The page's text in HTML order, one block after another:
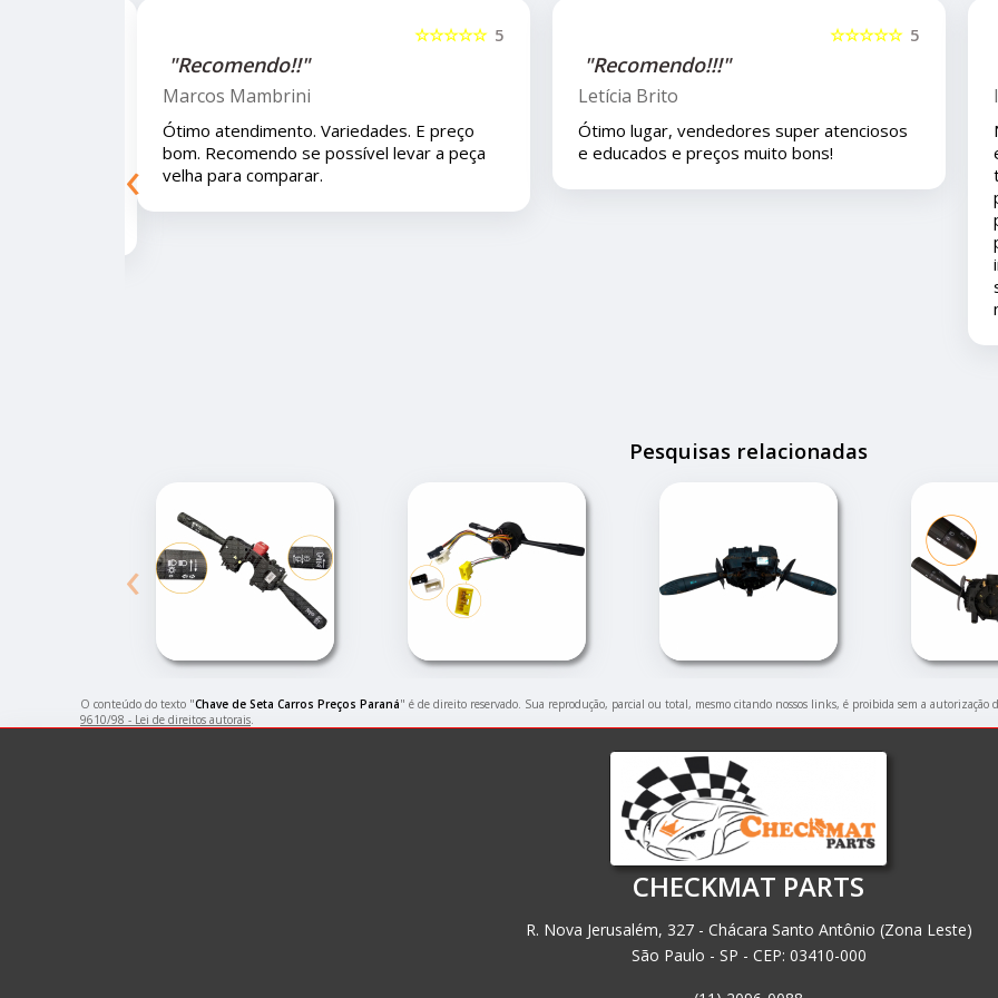
5
☆☆☆☆☆
"Recomendo!!!"
Letícia Brito
Ótimo lugar, vendedores super atenciosos
e educados e preços muito bons!
5
☆☆☆☆☆
"Recomendo!!"
Isla Costa
Nos compramos uma peça para o carro com
eles pelo mercado livre e viajamos pouco
‹
Pesquisas relacionadas
‹
O conteúdo do texto "Chave de Seta Carros Preços Paraná" é de direito reservado. Sua reprodução, parcial ou total, mesmo citando nossos links, é proibida sem a
9610/98 - Lei de direitos autorais.
CHECKMAT PARTS
R. Nova Jerusalém, 327 - Chácara Santo Antônio (Zona Leste)
São Paulo - SP - CEP: 03410-000